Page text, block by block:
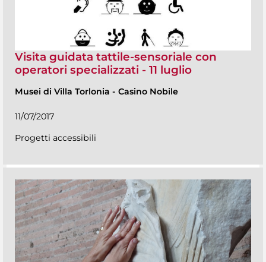
Visita guidata tattile-sensoriale con
operatori specializzati - 11 luglio
Musei di Villa Torlonia - Casino Nobile
11/07/2017
Progetti accessibili